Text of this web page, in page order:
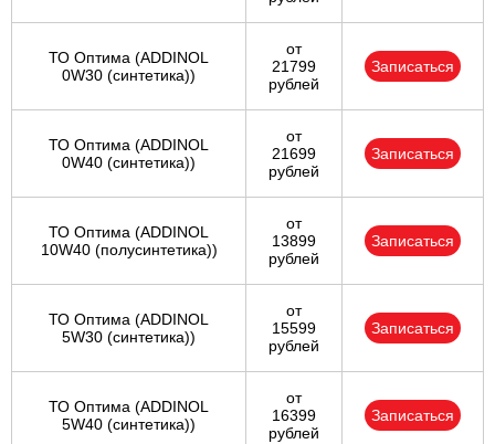
ТО Оптима (ADDINOL
0W30 (синтетика))
от
21799
рублей
Записаться
ТО Оптима (ADDINOL
0W40 (синтетика))
от
21699
рублей
Записаться
ТО Оптима (ADDINOL
10W40 (полусинтетика))
от
13899
рублей
Записаться
ТО Оптима (ADDINOL
5W30 (синтетика))
от
15599
рублей
Записаться
ТО Оптима (ADDINOL
5W40 (синтетика))
от
16399
рублей
Записаться